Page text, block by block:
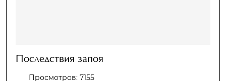
Последствия запоя
Просмотров: 7155